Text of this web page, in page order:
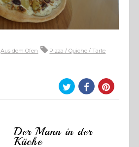
Aus dem Ofen
Pizza / Quiche / Tarte
Der Mann in der
Küche